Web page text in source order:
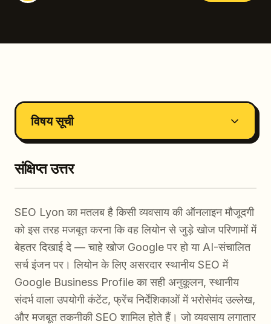
विषय सूची
संक्षिप्त उत्तर
SEO Lyon का मतलब है किसी व्यवसाय की ऑनलाइन मौजूदगी
को इस तरह मजबूत करना कि वह लियोन से जुड़े खोज परिणामों में
बेहतर दिखाई दे — चाहे खोज Google पर हो या AI-संचालित
सर्च इंजन पर। लियोन के लिए असरदार स्थानीय SEO में
Google Business Profile का सही अनुकूलन, स्थानीय
संदर्भ वाला उपयोगी कंटेंट, फ्रेंच निर्देशिकाओं में भरोसेमंद उल्लेख,
और मजबूत तकनीकी SEO शामिल होते हैं। जो व्यवसाय लगातार